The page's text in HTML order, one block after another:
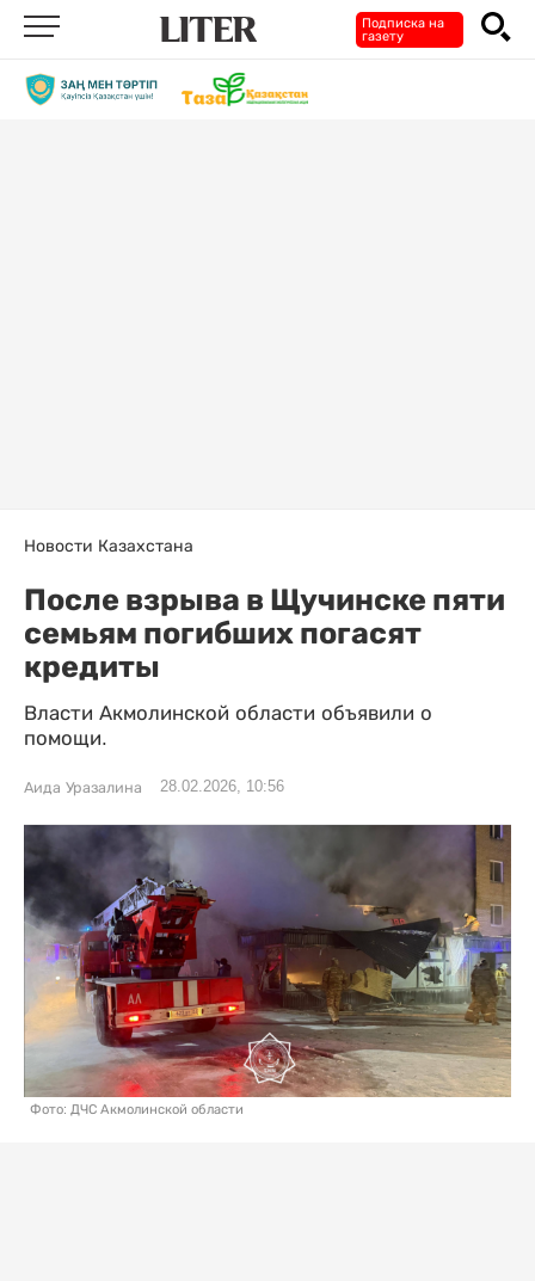
Подписка на
газету
Новости Казахстана
После взрыва в Щучинске пяти
семьям погибших погасят
кредиты
Власти Акмолинской области объявили о
помощи.
Аида Уразалина 28.02.2026, 10:56
Фото: ДЧС Акмолинской области